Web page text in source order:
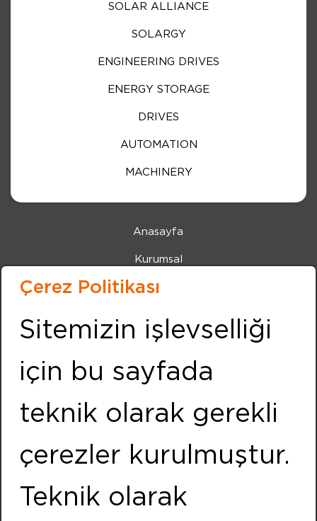
Çerez Politikası
Sitemizin işlevselliği
için bu sayfada
teknik olarak gerekli
çerezler kurulmuştur.
Teknik olarak
SOLAR ALLIANCE
SOLARGY
ENGINEERING DRIVES
ENERGY STORAGE
DRIVES
AUTOMATION
MACHINERY
Anasayfa
Kurumsal
Haberler
İnsan Kaynakları
İletişim
Çerez Politikası
Bilgi Toplumu Hizmetleri
Adres: